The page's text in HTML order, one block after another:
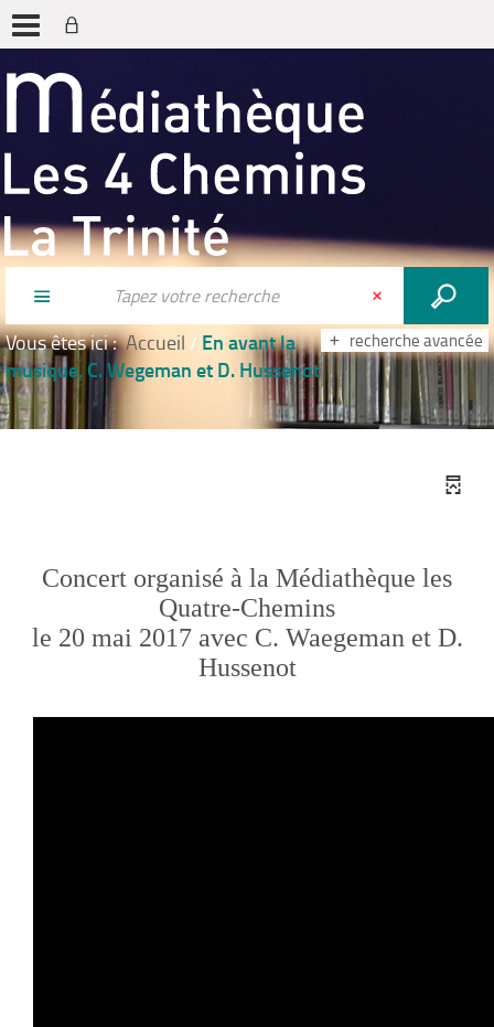
recherche avancée
Vous êtes ici : Accueil / En avant la
musique, C. Wegeman et D. Hussenot
Concert organisé à la Médiathèque les
Quatre-Chemins
le 20 mai 2017 avec C. Waegeman et D.
Hussenot